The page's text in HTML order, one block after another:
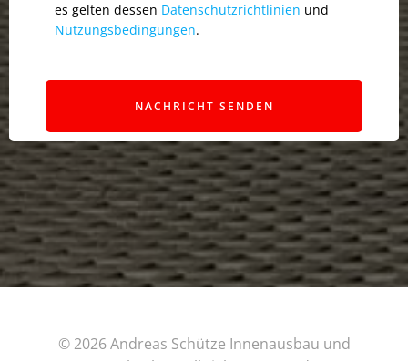
es gelten dessen Datenschutzrichtlinien und
Nutzungsbedingungen.
NACHRICHT SENDEN
© 2026 Andreas Schütze Innenausbau und